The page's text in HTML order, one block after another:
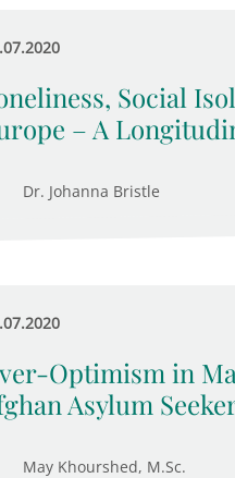
Social
– A
Dr. Johanna Bristle
Optimism in
Asylum
May Khourshed, M.Sc.